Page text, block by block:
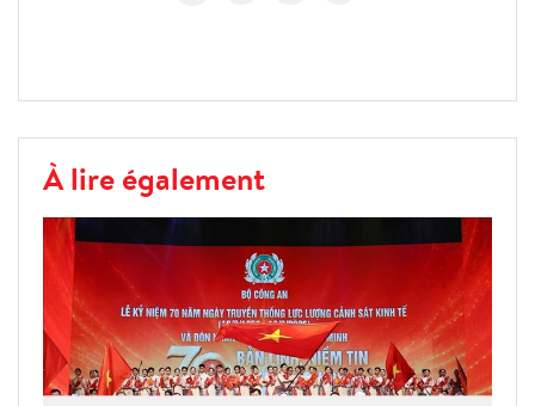
À lire également